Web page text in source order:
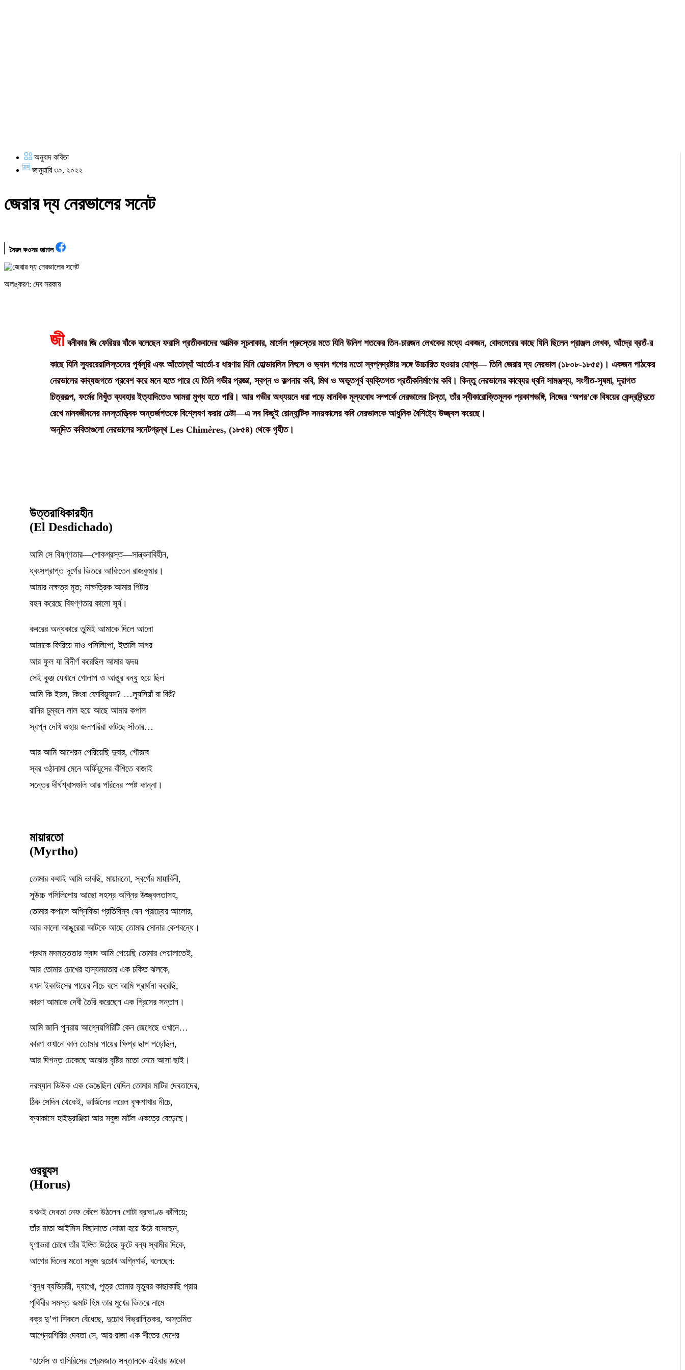
অনুবাদ কবিতা
জানুয়ারি ৩০, ২০২২
জেরার দ্য নেরভালের সনেট
সৈয়দ কওসর জামাল
অলঙ্করণ: দেব সরকার
জী বনীকার জি ফেরিয়র যাঁকে বলেছেন ফরাসি প্রতীকবাদের আত্মিক সূচনাকার, মার্সেল প্রুস্তের মতে যিনি উনিশ শতকের তিন-চারজন লেখকের মধ্যে একজন, বোদলেরের কাছে যিনি ছিলেন প্রাঞ্জল লেখক, আঁদ্রে ব্রতঁ-র
কাছে যিনি স্যুররেয়ালিস্তদের পূর্বসূরি এবং আঁতোন্যাঁ আর্তো-র ধারণায় যিনি হোল্ডারলিন নিৎসে ও ভ্যান গগের মতো স্বপ্নদ্রষ্টার সঙ্গে উচ্চারিত হওয়ার যোগ্য— তিনি জেরার দ্য নেরভাল (১৮০৮-১৮৫৫)। একজন পাঠকের
নেরভালের কাব্যজগতে প্রবেশ করে মনে হতে পারে যে তিনি গভীর প্রজ্ঞা, স্বপ্ন ও কল্পনার কবি, মিথ ও অভূতপূর্ব ব্যক্তিগত প্রতীকনির্মাণের কবি। কিন্তু নেরভালের কাব্যের ধ্বনি সামঞ্জস্য, সংগীত-সুষমা, দূরাগত
চিত্রকল্প, ফর্মের নিখুঁত ব্যবহার ইত্যাদিতেও আমরা মুগ্ধ হতে পারি। আর গভীর অধ্যয়নে ধরা পড়ে মানবিক মূল্যবোধ সম্পর্কে নেরভালের চিন্তা, তাঁর স্বীকারোক্তিমূলক প্রকাশভঙ্গি, নিজের ‘অপর’কে বিষয়ের কেন্দ্রবিন্দুতে
রেখে মানবজীবনের মনস্তাত্ত্বিক অন্তর্জগতকে বিশ্লেষণ করার চেষ্টা—এ সব কিছুই রোম্যান্টিক সময়কালের কবি নেরভালকে আধুনিক বৈশিষ্ট্যে উজ্জ্বল করেছে।
অনূদিত কবিতাগুলো নেরভালের সনেটগ্রন্থ Les Chimères, (১৮৫৪) থেকে গৃহীত।
উত্তরাধিকারহীন
(El Desdichado)
আমি সে বিষণ্ণতার—শোকগ্রস্ত—সান্ত্বনাবিহীন,
ধ্বংসপ্রাপ্ত দূর্গের ভিতরে আকিতেন রাজকুমার।
আমার নক্ষত্র মৃত; নাক্ষত্রিক আমার গিটার
বহন করেছে বিষণ্ণতার কালো সূর্য।
কবরের অন্ধকারে তুমিই আমাকে দিলে আলো
আমাকে ফিরিয়ে দাও পসিলিপো, ইতালি সাগর
আর ফুল যা বিদীর্ণ করেছিল আমার হৃদয়
সেই কুঞ্জ যেখানে গোলাপ ও আঙুর বন্ধু হয়ে ছিল
আমি কি ইরস, কিংবা ফোবিয়্যুস? …ল্যুসিয়াঁ বা বিরঁ?
রানির চুম্বনে লাল হয়ে আছে আমার কপাল
স্বপ্ন দেখি গুহায় জলপরিরা কাটছে সাঁতার…
আর আমি আশেরন পেরিয়েছি দুবার, গৌরবে
স্বর ওঠানামা মেনে অর্ফিয়ুসের বাঁশিতে বাজাই
সন্তের দীর্ঘশ্বাসগুলি আর পরিদের স্পষ্ট কান্না।
মায়ারতো
(Myrtho)
তোমার কথাই আমি ভাবছি, মায়ারতো, স্বর্গের মায়াবিনী,
সুউচ্চ পসিলিপোয় আছো সহস্র অগ্নির উজ্জ্বলতাসহ,
তোমার কপালে অগ্নিবিভা প্রতিবিম্ব যেন প্রাচ্যের আলোর,
আর কালো আঙুরেরা আটকে আছে তোমার সোনার কেশবন্ধে।
প্রথম মদমত্ততার স্বাদ আমি পেয়েছি তোমার পেয়ালাতেই,
আর তোমার চোখের হাস্যময়তার এক চকিত ঝলকে,
যখন ইকাউসের পায়ের নীচে বসে আমি প্রার্থনা করেছি,
কারণ আমাকে দেবী তৈরি করেছেন এক গ্রিসের সন্তান।
আমি জানি পুনরায় আগ্নেয়গিরিটি কেন জেগেছে ওখানে…
কারণ ওখানে কাল তোমার পায়ের ক্ষিপ্র ছাপ পড়েছিল,
আর দিগন্ত ঢেকেছে অঝোর বৃষ্টির মতো নেমে আসা ছাই।
নরম্যান ডিউক এক ভেঙেছিল যেদিন তোমার মাটির দেবতাদের,
ঠিক সেদিন থেকেই, ভার্জিলের লরেল বৃক্ষশাখার নীচে,
ফ্যাকাসে হাইড্রাঞ্জিয়া আর সবুজ মার্টল একত্রে বেড়েছে।
ওরয়্যুস
(Horus)
যখনই দেবতা নেফ কেঁপে উঠলেন গোটা ব্রহ্মাণ্ড কাঁপিয়ে;
তাঁর মাতা আইসিস বিছানাতে সোজা হয়ে উঠে বসেছেন,
ঘৃণাভরা চোখে তাঁর ইঙ্গিত উঠেছে ফুটে বন্য স্বামীর দিকে,
আগের দিনের মতো সবুজ দুচোখ অগ্নিগর্ভ, বলেছেন:
‘বৃদ্ধ ব্যভিচারী, দ্যাখো, পুত্র তোমার মৃত্যুর কাছাকাছি প্রায়
পৃথিবীর সমস্ত জমাট হিম তার মুখের ভিতরে নামে
বক্র দু’পা শিকলে বেঁধেছে, দুচোখ বিভ্রান্তিকর, অস্তমিত
আগ্নেয়গিরির দেবতা সে, আর রাজা এক শীতের দেশের
‘হার্মেস ও ওসিরিসের প্রেমজাত সন্তানকে এইবার ডাকো